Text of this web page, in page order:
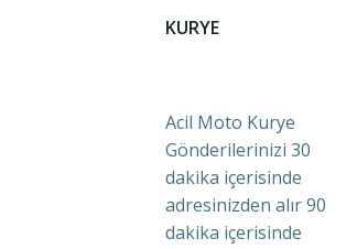
KURYE
Acil Moto Kurye
Gönderilerinizi 30
dakika içerisinde
adresinizden alır 90
dakika içerisinde